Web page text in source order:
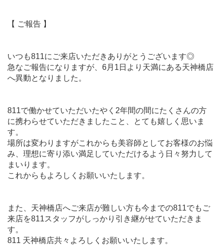
【 ご報告 】
いつも811にご来店いただきありがとうございます◎
急なご報告になりますが、6月1日より天満にある天神橋店
へ異動となりました。
811で働かせていただいたやく2年間の間にたくさんの方
に携わらせていただきましたこと、とても嬉しく思いま
す。
場所は変わりますがこれからも美容師としてお客様のお悩
み、理想に寄り添い満足していただけるよう日々努力して
まいります。
これからもよろしくお願いいたします。
また、天神橋店へご来店が難しい方も今までの811でもご
来店を811スタッフがしっかり引き継がせていただきま
す。
811 天神橋店共々よろしくお願いいたします。